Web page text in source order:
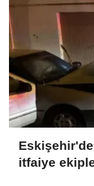
itfaiye